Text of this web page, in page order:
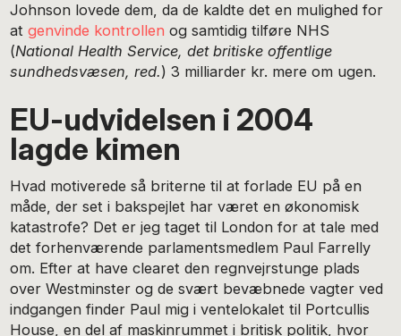
Johnson lovede dem, da de kaldte det en mulighed for
atgenvinde kontrollen og samtidig tilføre NHS
(National Health Service, det britiske offentlige
sundhedsvæsen, red.) 3 milliarder kr. mere om ugen.
EU-udvidelsen i 2004
lagde kimen
Hvad motiverede så briterne til at forlade EU på en
måde, der set i bakspejlet har været en økonomisk
katastrofe? Det er jeg taget til London for at tale med
det forhenværende parlamentsmedlem Paul Farrelly
om. Efter at have clearet den regnvejrstunge plads
over Westminster og de svært bevæbnede vagter ved
indgangen finder Paul mig i ventelokalet til Portcullis
House, en del af maskinrummet i britisk politik, hvor